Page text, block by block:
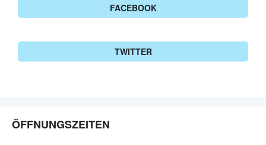
FACEBOOK
TWITTER
ÖFFNUNGSZEITEN